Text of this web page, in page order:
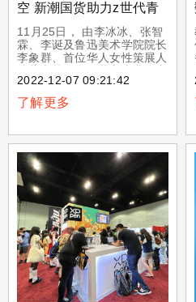
空 新潮国货助力z世代青
11月25日， 由李冰冰、张智
霖、李诞及鲁迅美术学院院长
李象群、首位华人女性策展人
加盟的综艺《会画少年的天
空》正式开播，并将于每周五
晚10点在湖南卫视与芒果TV
焦美术领域的综艺，《会画少
年的天空》一推出便把期待值
拉满，带领观众一起体验多元
的艺术魅力。节目的行业合作
商XPPen，是数字绘画领域
中的宝藏手绘屏板品牌，一直
是为年轻人艺术助力的代表。
作为无数造梦者的工具，
XPPen通过持续的创新与新
潮的设计美学，引领着数字艺
术市场向前发展，并⽀持越来
越多设计师和
2022-12-07 09:21:42
了解更多